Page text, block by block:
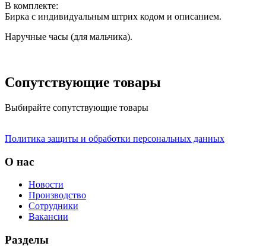
В комплекте:
Бирка с индивидуальным штрих кодом и описанием.
Наручные часы (для мальчика).
Сопутствующие товары
Выбирайте сопутствующие товары
Политика защиты и обработки персональных данных
О нас
Новости
Производство
Сотрудники
Вакансии
Разделы